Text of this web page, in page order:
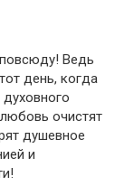
Ведь
день, когда
очистят
душевное
и